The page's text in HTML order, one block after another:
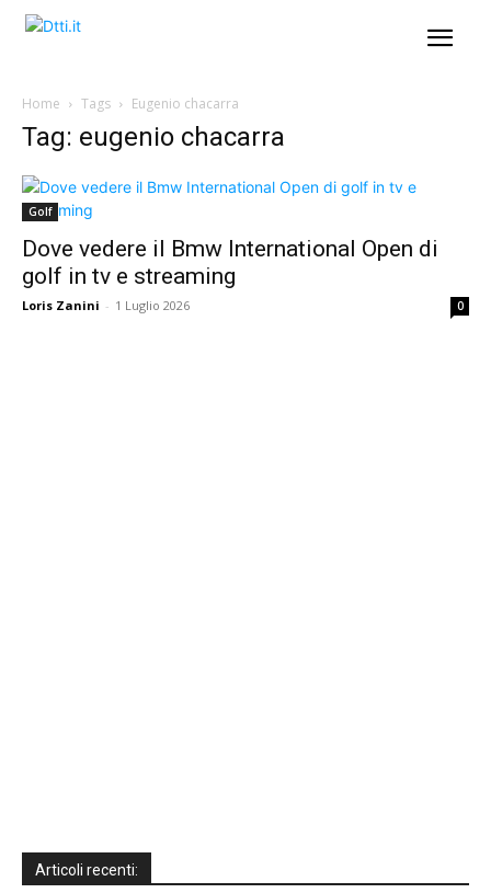
Home Tags Eugenio chacarra
Tag: eugenio chacarra
Golf
Dove vedere il Bmw International Open di
golf in tv e streaming
Loris Zanini - 1 Luglio 2026 0
Articoli recenti: